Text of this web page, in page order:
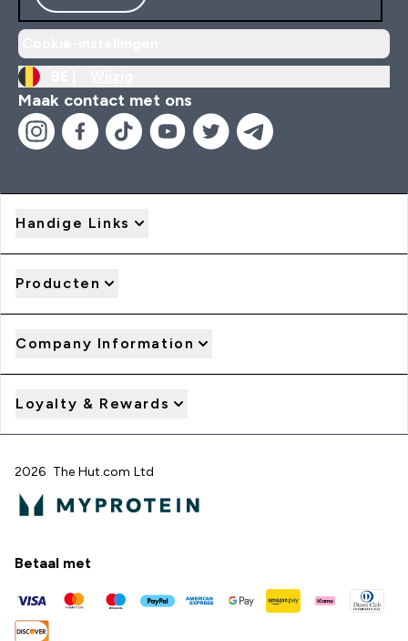
Maak contact met ons
Handige Links
Producten
Company Information
Loyalty & Rewards
2026 The Hut.com Ltd
Betaal met